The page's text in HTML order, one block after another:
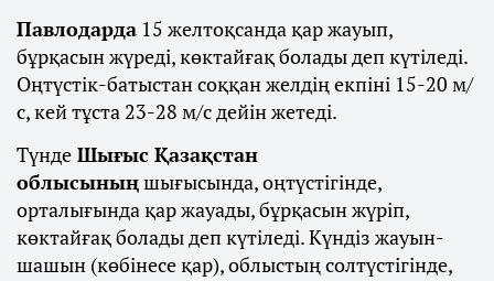
Павлодарда 15 желтоқсанда қар жауып,
бұрқасын жүреді, көктайғақ болады деп күтіледі.
Оңтүстік-батыстан соққан желдің екпіні 15-20 м/
с, кей тұста 23-28 м/с дейін жетеді.
Түнде Шығыс Қазақстан
облысыныңшығысында, оңтүстігінде,
орталығында қар жауады, бұрқасын жүріп,
көктайғақ болады деп күтіледі. Күндіз жауын-
шашын (көбінесе қар), облыстың солтүстігінде,